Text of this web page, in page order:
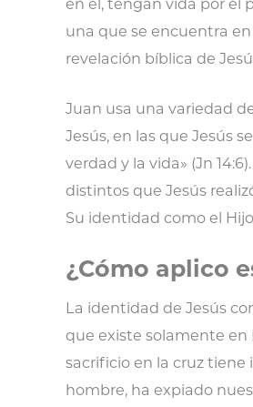
una que se encuentra
revelación bíblica de
Juan usa una variedad
Jesús, en las que Jesús
verdad y la vida» (Jn
distintos que Jesús
Su identidad como el
¿Cómo aplico
La identidad de Jesús
que existe solamente en
sacrificio en la cruz tiene
hombre, ha expiado